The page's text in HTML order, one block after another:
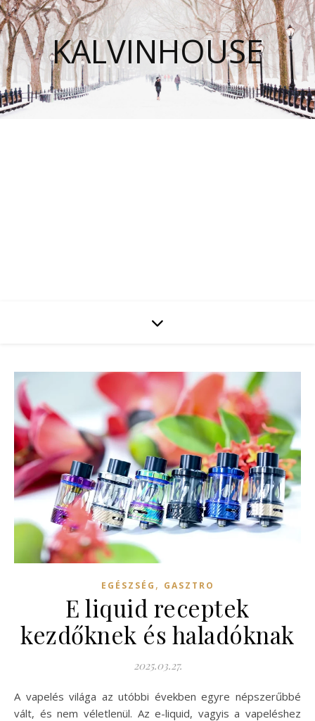
KALVINHOUSE
EGÉSZSÉG , GASZTRO
E liquid receptek
kezdőknek és haladóknak
2025.03.27.
A vapelés világa az utóbbi években egyre népszerűbbé
vált, és nem véletlenül. Az e-liquid, vagyis a vapeléshez